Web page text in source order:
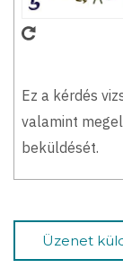
Ez a kérdés
valamint
beküldését.